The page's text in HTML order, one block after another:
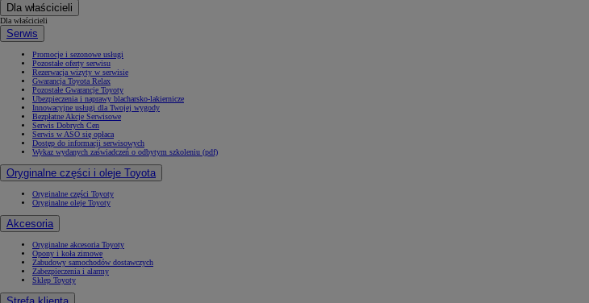
Od105 300 zł
Corolla Hatchback
HYBRID
Dla właścicieli
Dla właścicieli
Serwis
Promocje i sezonowe usługi
Pozostałe oferty serwisu
Rezerwacja wizyty w serwisie
Gwarancja Toyota Relax
Pozostałe Gwarancje Toyoty
Ubezpieczenia i naprawy blacharsko-lakiernicze
Innowacyjne usługi dla Twojej wygody
Bezpłatne Akcje Serwisowe
Serwis Dobrych Cen
Serwis w ASO się opłaca
Dostęp do informacji serwisowych
Wykaz wydanych zaświadczeń o odbytym szkoleniu (pdf)
Oryginalne części i oleje Toyota
Oryginalne części Toyoty
Oryginalne oleje Toyoty
Akcesoria
Oryginalne akcesoria Toyoty
Opony i koła zimowe
Zabudowy samochodów dostawczych
Zabezpieczenia i alarmy
Sklep Toyoty